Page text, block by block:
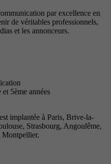
par excellence en
de véritables professionnels,
et les annonceurs.
5ème années
implantée à Paris, Brive-la-
Strasbourg, Angoulême,
Montpellier.